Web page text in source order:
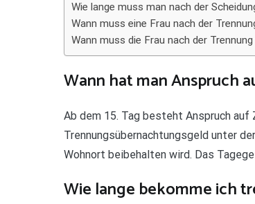
Wie lange muss man nach der
Wann muss eine Frau nach der
Wann muss die Frau nach der
Wann hat man Anspruch
Ab dem 15. Tag besteht Anspruch auf
Trennungsübernachtungsgeld unter
Wohnort beibehalten wird. Das
Wie lange bekomme ich